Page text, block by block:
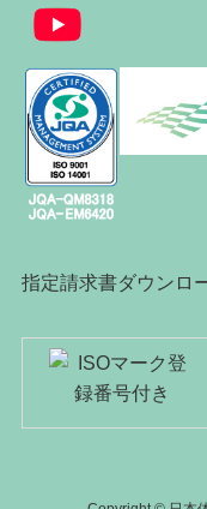
指定請求書ダウンロ